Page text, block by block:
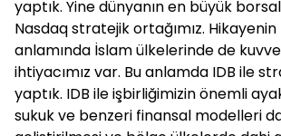
yaptık. Yine dünyanın en büyük
Nasdaq stratejik ortağımız.
anlamında İslam ülkelerinde de
ihtiyacımız var. Bu anlamda IDB ile
yaptık. IDB ile işbirliğimizin önemli
sukuk ve benzeri finansal modelleri